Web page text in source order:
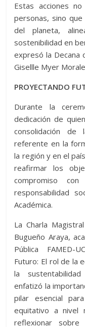
Estas acciones
personas, sino
del planeta,
sostenibilidad en
expresó la Decana
Gisellle Myer
PROYECTANDO
Durante la
dedicación de
consolidación de
referente en la
la región y en el
reafirmar los
compromiso
responsabilidad
Académica.
La Charla
Bugueño Araya,
Pública FAMED-
Futuro: El rol de la
la
enfatizó la
pilar esencial
equitativo a nivel
reflexionar